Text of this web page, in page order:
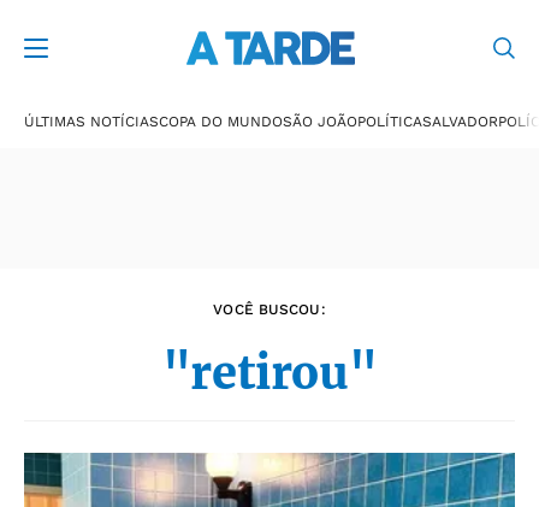
ÚLTIMAS NOTÍCIASCOPA DO MUNDOSÃO JOÃOPOLÍTICASALVADOR
VOCÊ BUSCOU:
"retirou"